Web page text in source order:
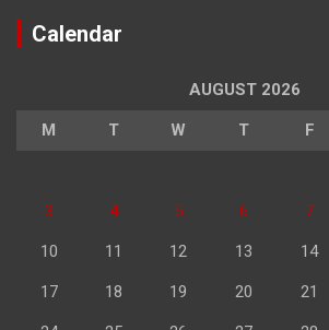
Calendar
AUGUST 2026
M T W T F
3 4 5 6 7
10 11 12 13 14
17 18 19 20 21